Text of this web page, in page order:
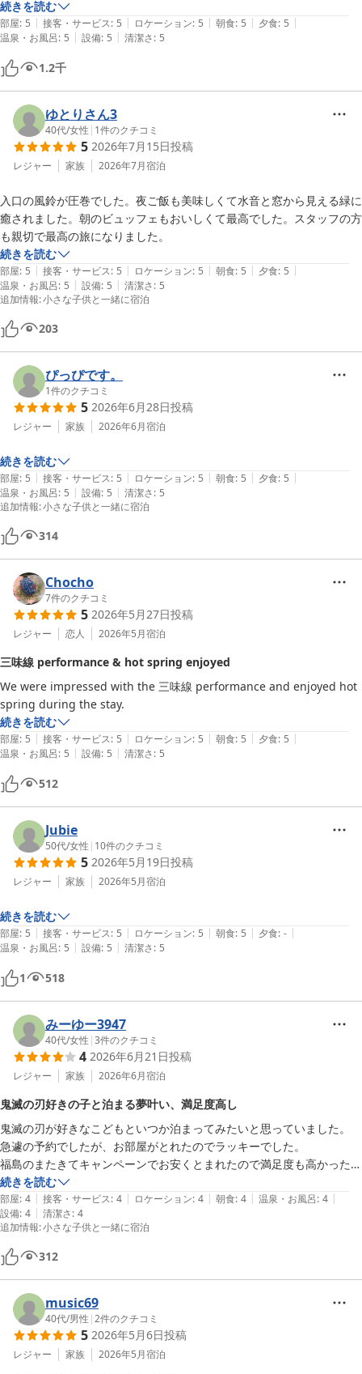
りしました。吹き抜けの中央に舞台があり入るとほぼ同時に三味線演奏
が始まりました。温泉も特に露天風呂が三段で景色も良く堪能できまし
た。残念だったのは夕食がこの吹き抜けのところでできると思っていた
のですが、別のダイニングでした。個室を取っていればできていたよう
であり、又リベンジします。夕食も堪能、朝食もバイキングでたっぷり
頂きました。部屋も和室にベッドが入っており、気持ち良く過ごせまし
た。大川ダム下流の阿賀川沿いにあり、部屋からの眺望も最高。今とな
って思うと２万ちょっとの価格で泊まれたのが正直不思議なくらいで
す。京都からは相当遠いですが、機会があれば是非何度でもリピートし
たい宿です。
続きを読む
部屋: 5 | 接客・サービス: 5 | ロケーション: 5 | 朝食: 5 | 夕食: 5 |
温泉・お風呂: 5 | 設備: 5 | 清潔さ: 5
1.2千
ゆとりさん3
40代/女性 | 1件のクチコミ
5 2026年7月15日投稿
レジャー 家族 2026年7月宿泊
入口の風鈴が圧巻でした。夜ご飯も美味しくて水音と窓から見える緑に
癒されました。朝のビュッフェもおいしくて最高でした。スタッフの方
も親切で最高の旅になりました。
続きを読む
部屋: 5 | 接客・サービス: 5 | ロケーション: 5 | 朝食: 5 | 夕食: 5 |
温泉・お風呂: 5 | 設備: 5 | 清潔さ: 5
追加情報:小さな子供と一緒に宿泊
203
ぴっぴです。
1件のクチコミ
5 2026年6月28日投稿
レジャー 家族 2026年6月宿泊
続きを読む
部屋: 5 | 接客・サービス: 5 | ロケーション: 5 | 朝食: 5 | 夕食: 5 |
温泉・お風呂: 5 | 設備: 5 | 清潔さ: 5
追加情報:小さな子供と一緒に宿泊
314
Chocho
7件のクチコミ
5 2026年5月27日投稿
レジャー 恋人 2026年5月宿泊
三味線 performance & hot spring enjoyed
We were impressed with the 三味線 performance and enjoyed hot
spring during the stay.
続きを読む
部屋: 5 | 接客・サービス: 5 | ロケーション: 5 | 朝食: 5 | 夕食: 5 |
温泉・お風呂: 5 | 設備: 5 | 清潔さ: 5
512
Jubie
50代/女性 | 10件のクチコミ
5 2026年5月19日投稿
レジャー 家族 2026年5月宿泊
続きを読む
部屋: 5 | 接客・サービス: 5 | ロケーション: 5 | 朝食: 5 | 夕食: - |
温泉・お風呂: 5 | 設備: 5 | 清潔さ: 5
1 518
みーゆー3947
40代/女性 |3件のクチコミ
4 2026年6月21日投稿
レジャー 家族 2026年6月宿泊
鬼滅の刃好きの子と泊まる夢叶い、満足度高し
鬼滅の刃が好きなこどもといつか泊まってみたいと思っていました。
急遽の予約でしたが、お部屋がとれたのでラッキーでした。
福島のまたきてキャンペーンでお安くとまれたので満足度も高かったで
す。
和室は古さは感じられましたが、大人専用のコンフォートツインは綺麗
でおしゃれでした。
朝食のバイキングも満足です。
続きを読む
部屋: 4 | 接客・サービス: 4 | ロケーション: 4 | 朝食: 4 | 温泉・お風呂: 4 |
設備: 4 | 清潔さ: 4
追加情報:小さな子供と一緒に宿泊
312
music69
40代/男性 |2件のクチコミ
5 2026年5月6日投稿
レジャー 家族 2026年5月宿泊